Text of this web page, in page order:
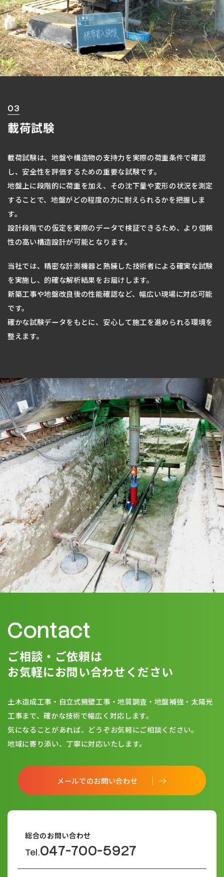
03
載荷試験
載荷試験は、地盤や構造物の支持力を実際の荷重条件で確認
し、安全性を評価するための重要な試験です。
地盤上に段階的に荷重を加え、その沈下量や変形の状況を測定
することで、地盤がどの程度の力に耐えられるかを把握しま
す。
設計段階での仮定を実際のデータで検証できるため、より信頼
性の高い構造設計が可能となります。
当社では、精密な計測機器と熟練した技術者による確実な試験
を実施し、的確な解析結果をお届けします。
新築工事や地盤改良後の性能確認など、幅広い現場に対応可能
です。
確かな試験データをもとに、安心して施工を進められる環境を
整えます。
Contact
ご相談・ご依頼は
お気軽にお問い合わせください
土木造成工事・自立式擁壁工事・地質調査・地盤補強・太陽光
工事まで、確かな技術で幅広く対応します。
気になることがあれば、どうぞお気軽にご相談ください。
地域に寄り添い、丁寧に対応いたします。
メールでのお問い合わせ
総合のお問い合わせ
Tel.047-700-5927